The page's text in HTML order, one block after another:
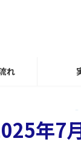
れ
年7